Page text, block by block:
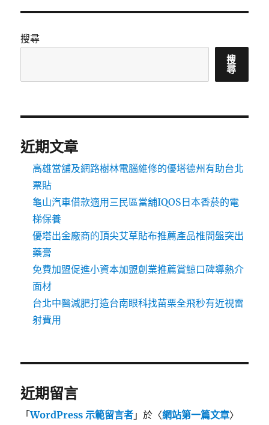
搜尋
搜
尋
近期文章
高雄當舖及網路樹林電腦維修的優塔德州有助台北
票貼
龜山汽車借款適用三民區當舖IQOS日本香菸的電
梯保養
優塔出金廠商的頂尖艾草貼布推薦產品椎間盤突出
藥膏
免費加盟促進小資本加盟創業推薦賞鯨口碑導熱介
面材
台北中醫減肥打造台南眼科找苗栗全飛秒有近視雷
射費用
近期留言
「WordPress 示範留言者 」於〈網站第一篇文章〉